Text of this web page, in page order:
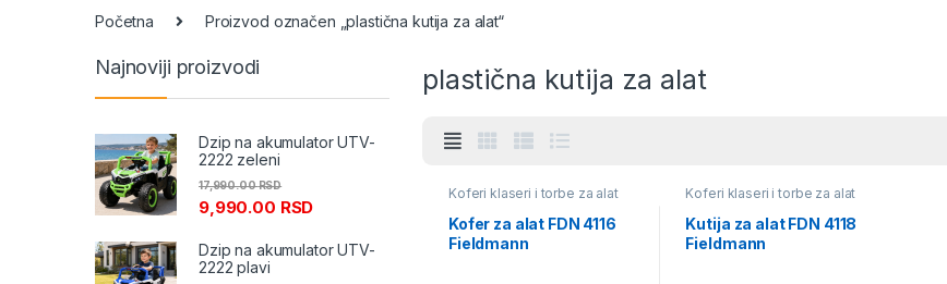
Početna Proizvod označen „plastična kutija za alat“
plastična kutija za alat
Koferi klaseri i torbe za alat
Kofer za alat FDN 4116
Fieldmann
Koferi klaseri i torbe za alat
Kutija za alat FDN 4118
Fieldmann
Najnoviji proizvodi
Dzip na akumulator UTV-
2222 zeleni
9,990.00 RSD
17,990.00RSD
Dzip na akumulator UTV-
2222 plavi